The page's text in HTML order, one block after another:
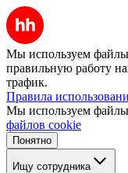
Мы используем файлы
правильную работу
трафик.
Правила
Мы используем
файлов cookie
Понятно
Ищу сотрудника